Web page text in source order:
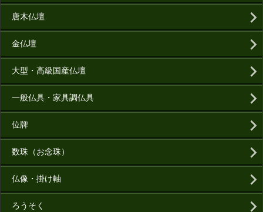
唐木仏壇
金仏壇
大型・高級国産仏壇
一般仏具・家具調仏具
位牌
数珠（お念珠）
仏像・掛け軸
ろうそく